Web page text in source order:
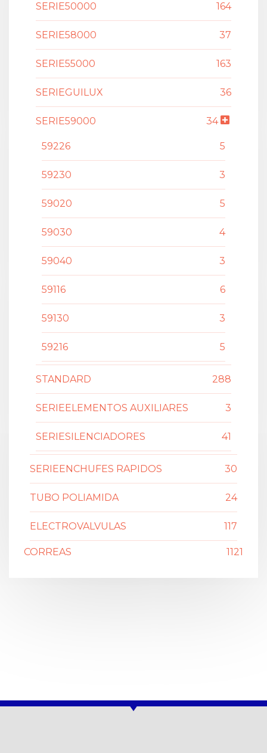
SERIE50000 164
SERIE58000 37
SERIE55000 163
SERIEGUILUX 36
SERIE59000 34
59226 5
59230 3
59020 5
59030 4
59040 3
59116 6
59130 3
59216 5
STANDARD 288
SERIEELEMENTOS AUXILIARES 3
SERIESILENCIADORES 41
SERIEENCHUFES RAPIDOS 30
TUBO POLIAMIDA 24
ELECTROVALVULAS 117
CORREAS 1121